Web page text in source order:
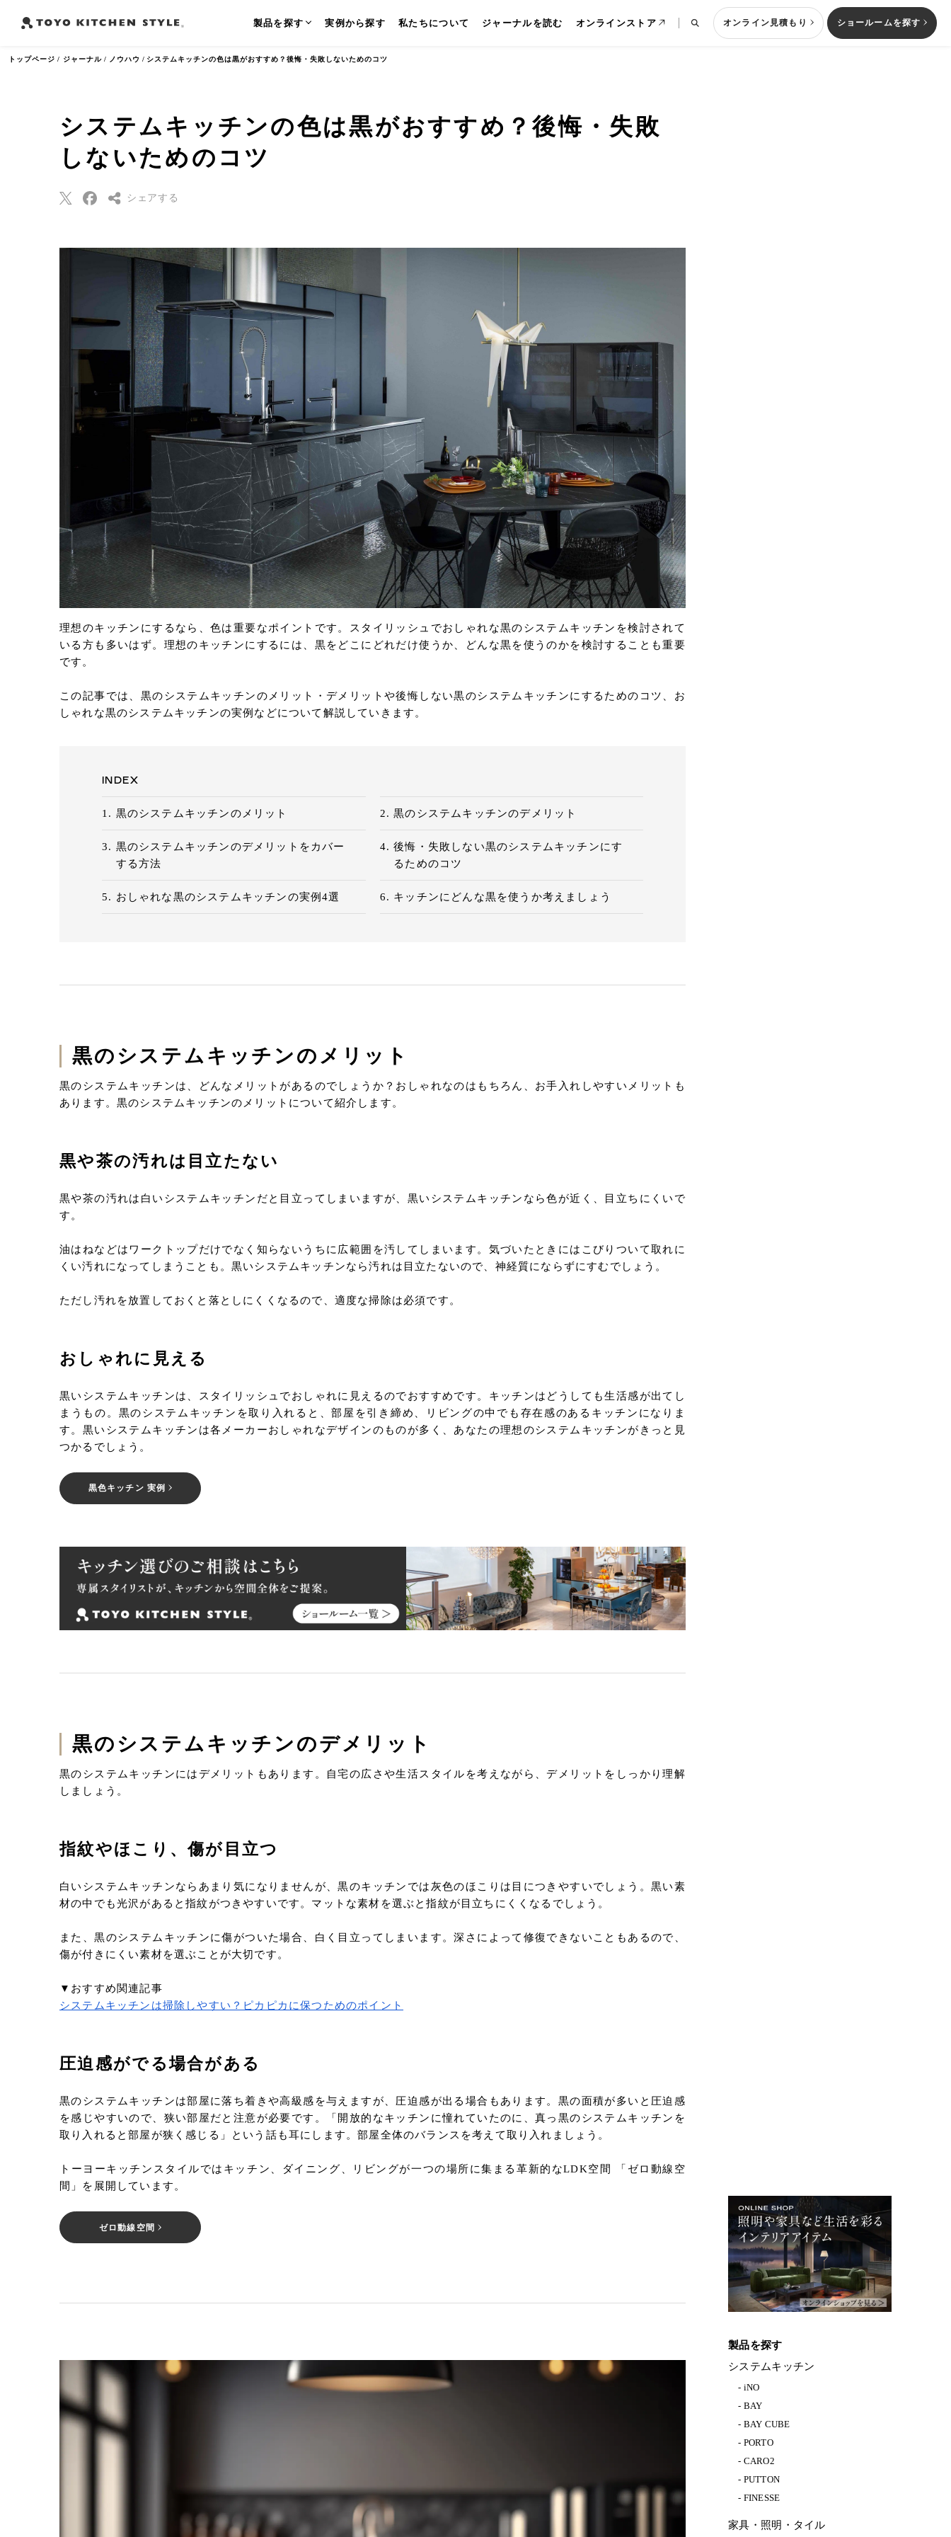
よく検索されるワード
オープンキッチン アイランドキッチン ペニンシュラキッチン
製品を探す 実例から探す 私たちについて ジャーナルを読む オンラインストア オンライン見積もり ショールームを探す
トップページ ジャーナル ノウハウ システムキッチンの色は黒がおすすめ？後悔・失敗しないためのコツ
システムキッチンの色は黒がおすすめ？後悔・失敗
しないためのコツ
シェアする
Pinterest
はてなブックマー
ク
Eメールで送信
URLをコピー
理想のキッチンにするなら、色は重要なポイントです。スタイリッシュでおしゃれな黒のシステムキッチンを検討されて
いる方も多いはず。理想のキッチンにするには、黒をどこにどれだけ使うか、どんな黒を使うのかを検討することも重要
です。
この記事では、黒のシステムキッチンのメリット・デメリットや後悔しない黒のシステムキッチンにするためのコツ、お
しゃれな黒のシステムキッチンの実例などについて解説していきます。
INDEX
黒のシステムキッチンのメリット 黒のシステムキッチンのデメリット
黒のシステムキッチンのデメリットをカバー
する方法
後悔・失敗しない黒のシステムキッチンにす
るためのコツ
おしゃれな黒のシステムキッチンの実例4選 キッチンにどんな黒を使うか考えましょう
黒のシステムキッチンのメリット
黒のシステムキッチンは、どんなメリットがあるのでしょうか？おしゃれなのはもちろん、お手入れしやすいメリットも
あります。黒のシステムキッチンのメリットについて紹介します。
黒や茶の汚れは目立たない
黒や茶の汚れは白いシステムキッチンだと目立ってしまいますが、黒いシステムキッチンなら色が近く、目立ちにくいで
す。
油はねなどはワークトップだけでなく知らないうちに広範囲を汚してしまいます。気づいたときにはこびりついて取れに
くい汚れになってしまうことも。黒いシステムキッチンなら汚れは目立たないので、神経質にならずにすむでしょう。
ただし汚れを放置しておくと落としにくくなるので、適度な掃除は必須です。
おしゃれに見える
黒いシステムキッチンは、スタイリッシュでおしゃれに見えるのでおすすめです。キッチンはどうしても生活感が出てし
まうもの。黒のシステムキッチンを取り入れると、部屋を引き締め、リビングの中でも存在感のあるキッチンになりま
す。黒いシステムキッチンは各メーカーおしゃれなデザインのものが多く、あなたの理想のシステムキッチンがきっと見
つかるでしょう。
黒色キッチン 実例
黒のシステムキッチンのデメリット
黒のシステムキッチンにはデメリットもあります。自宅の広さや生活スタイルを考えながら、デメリットをしっかり理解
しましょう。
指紋やほこり、傷が目立つ
白いシステムキッチンならあまり気になりませんが、黒のキッチンでは灰色のほこりは目につきやすいでしょう。黒い素
材の中でも光沢があると指紋がつきやすいです。マットな素材を選ぶと指紋が目立ちにくくなるでしょう。
また、黒のシステムキッチンに傷がついた場合、白く目立ってしまいます。深さによって修復できないこともあるので、
傷が付きにくい素材を選ぶことが大切です。
▼おすすめ関連記事
システムキッチンは掃除しやすい？ピカピカに保つためのポイント
圧迫感がでる場合がある
黒のシステムキッチンは部屋に落ち着きや高級感を与えますが、圧迫感が出る場合もあります。黒の面積が多いと圧迫感
を感じやすいので、狭い部屋だと注意が必要です。「開放的なキッチンに憧れていたのに、真っ黒のシステムキッチンを
取り入れると部屋が狭く感じる」という話も耳にします。部屋全体のバランスを考えて取り入れましょう。
トーヨーキッチンスタイルではキッチン、ダイニング、リビングが一つの場所に集まる革新的なLDK空間 「ゼロ動線空
間」を展開しています。
ゼロ動線空間
製品を探す
システムキッチン
iNO
BAY
BAY CUBE
PORTO
CARO2
PUTTON
FINESSE
家具・照明・タイル